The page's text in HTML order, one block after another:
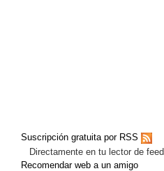
Suscripción gratuita por RSS
Directamente en tu lector de feed
Recomendar web a un amigo